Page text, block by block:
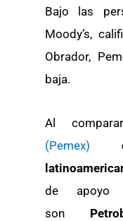
Bajo las
Moody’s,
Obrador,
baja.
Al
(Pemex)
de apoyo
son